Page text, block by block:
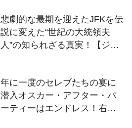
悲劇的な最期を迎えたJFKを伝
説に変えた“世紀の大統領夫
人”の知られざる真実！【ジャ
中！！
年に一度のセレブたちの宴に
潜入オスカー・アフター・パ
ーティーはエンドレス！右を